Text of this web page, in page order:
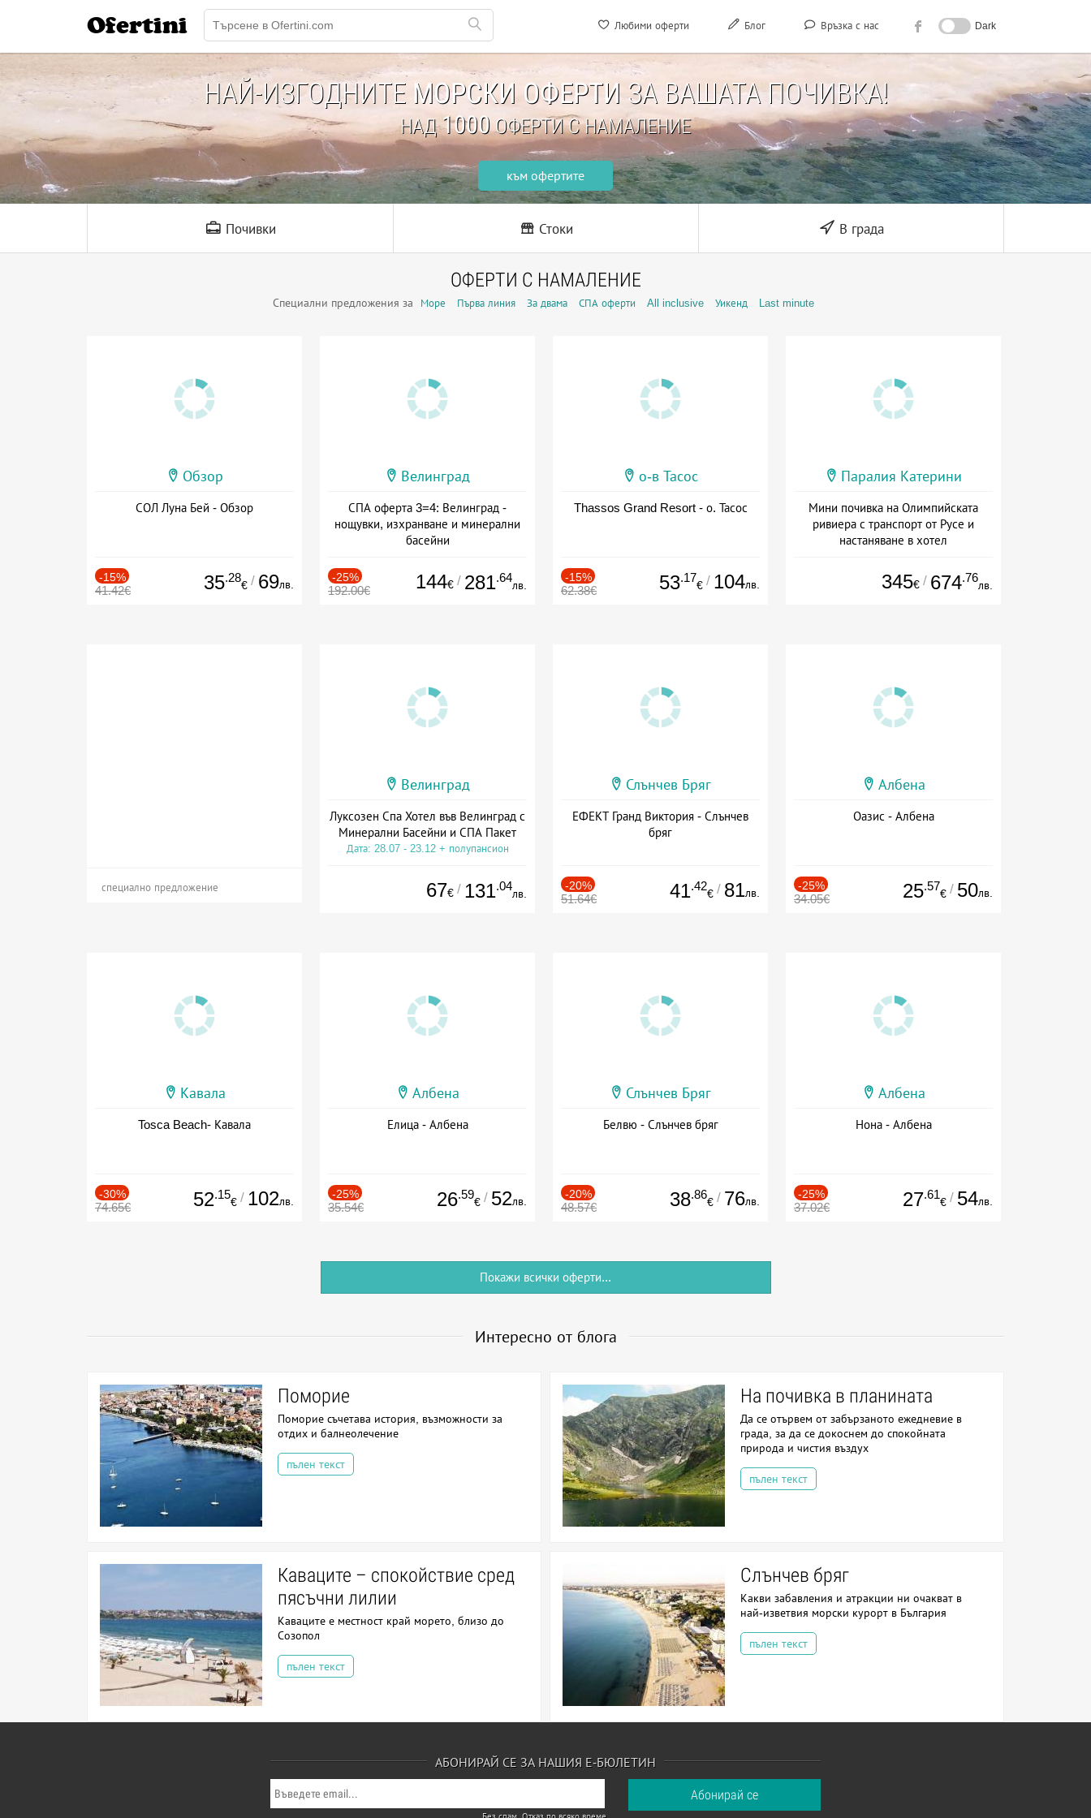
Любими оферти Блог Връзка с нас Dark
Ofertini
НАЙ-ИЗГОДНИТЕ МОРСКИ ОФЕРТИ ЗА ВАШАТА ПОЧИВКА!
НАД1000ОФЕРТИ С НАМАЛЕНИЕ
към офертите
Почивки Стоки В града
ОФЕРТИ С НАМАЛЕНИЕ
Специални предложения за Море Първа линия За двама СПА оферти All inclusive Уикенд Last minute
Обзор
СОЛ Луна Бей - Обзор
-15%
41.42€ 35.28
€ / 69лв.
Велинград
СПА оферта 3=4: Велинград -
нощувки, изхранване и минерални
басейни
-25%
192.00€ 144€ / 281.64
лв.
о-в Тасос
Thassos Grand Resort - о. Тасос
-15%
62.38€ 53.17
€ / 104лв.
Паралия Катерини
Мини почивка на Олимпийската
ривиера с транспорт от Русе и
настаняване в хотел
345€ / 674.76
лв.
специално предложение
Велинград
Луксозен Спа Хотел във Велинград с
Минерални Басейни и СПА Пакет
Дата: 28.07 - 23.12 + полупансион
67€ / 131.04
лв.
Слънчев Бряг
ЕФЕКТ Гранд Виктория - Слънчев
бряг
-20%
51.64€ 41.42
€ / 81лв.
Албена
Оазис - Албена
-25%
34.05€ 25.57
€ / 50лв.
Кавала
Tosca Beach- Кавала
-30%
74.65€ 52.15
€ / 102лв.
Албена
Елица - Албена
-25%
35.54€ 26.59
€ / 52лв.
Слънчев Бряг
Белвю - Слънчев бряг
-20%
48.57€ 38.86
€ / 76лв.
Албена
Нона - Албена
-25%
37.02€ 27.61
€ / 54лв.
Покажи всички оферти...
Интересно от блога
Поморие
Поморие съчетава история, възможности за
отдих и балнеолечение
пълен текст
На почивка в планината
Да се отървем от забързаното ежедневие в
града, за да се докоснем до спокойната
природа и чистия въздух
пълен текст
Каваците – спокойствие сред
пясъчни лилии
Каваците е местност край морето, близо до
Созопол
пълен текст
Слънчев бряг
Какви забавления и атракции ни очакват в
най-изветвия морски курорт в България
пълен текст
АБОНИРАЙ СЕ ЗА НАШИЯ Е-БЮЛЕТИН